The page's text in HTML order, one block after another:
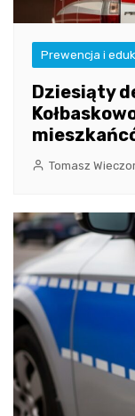
Prewencja i
Dziesiąty
Tomasz